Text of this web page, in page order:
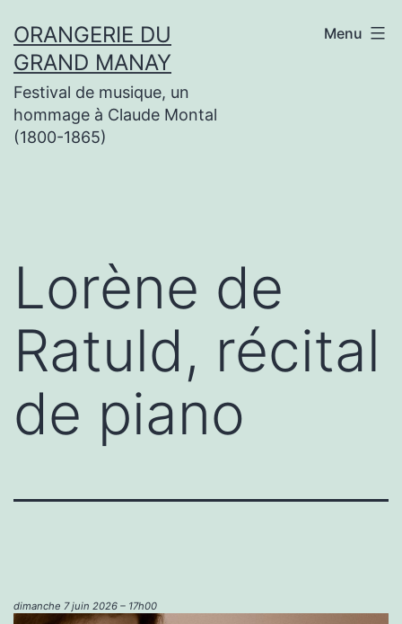
au
contenu
ORANGERIE DU
GRAND MANAY
Festival de musique, un
hommage à Claude Montal
(1800-1865)
Menu
Lorène de
Ratuld, récital
de piano
dimanche 7 juin 2026 – 17h00